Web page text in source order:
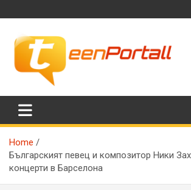
to
TeenPortall
Home
Българският певец и композитор Ники
концерти в Барселона